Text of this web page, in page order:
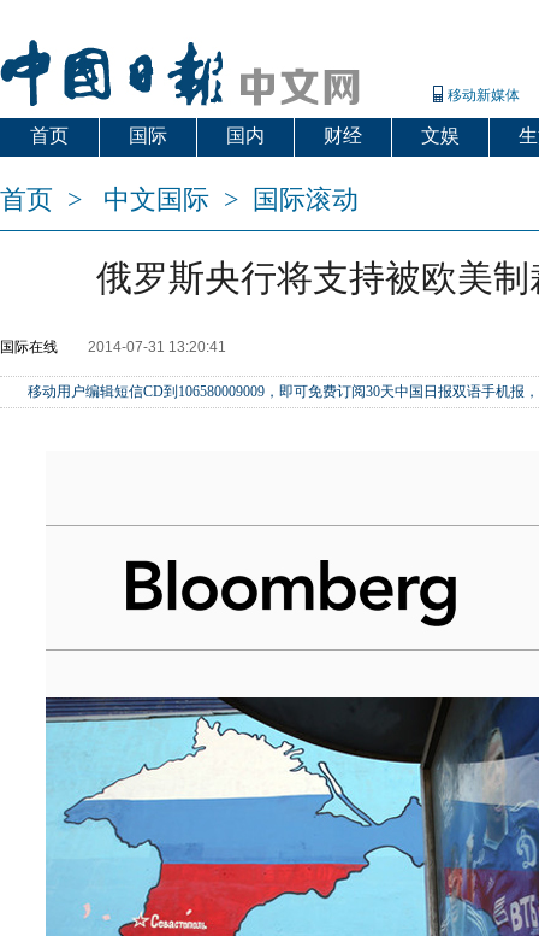
移动新媒体
首页 国际 国内 财经 文娱
首页 > 中文国际 > 国际滚动
俄罗斯央行将支持被欧美
国际在线 2014-07-31 13:20:41
移动用户编辑短信CD到106580009009，即可免费订阅30天中国日报双语手机报